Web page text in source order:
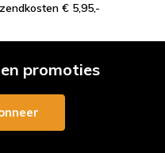
€ 5,95,-
promoties